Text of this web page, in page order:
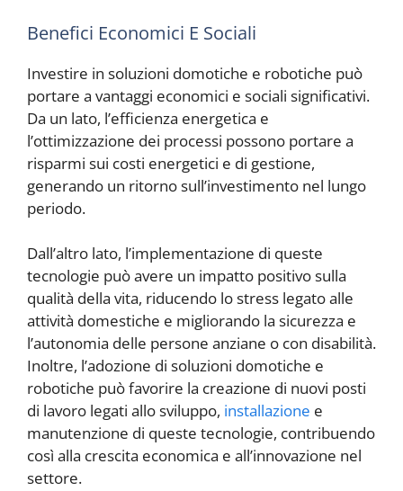
Benefici Economici E Sociali
Investire in soluzioni domotiche e robotiche può
portare a vantaggi economici e sociali significativi.
Da un lato, l’efficienza energetica e
l’ottimizzazione dei processi possono portare a
risparmi sui costi energetici e di gestione,
generando un ritorno sull’investimento nel lungo
periodo.
Dall’altro lato, l’implementazione di queste
tecnologie può avere un impatto positivo sulla
qualità della vita, riducendo lo stress legato alle
attività domestiche e migliorando la sicurezza e
l’autonomia delle persone anziane o con disabilità.
Inoltre, l’adozione di soluzioni domotiche e
robotiche può favorire la creazione di nuovi posti
di lavoro legati allo sviluppo, installazione e
manutenzione di queste tecnologie, contribuendo
così alla crescita economica e all’innovazione nel
settore.